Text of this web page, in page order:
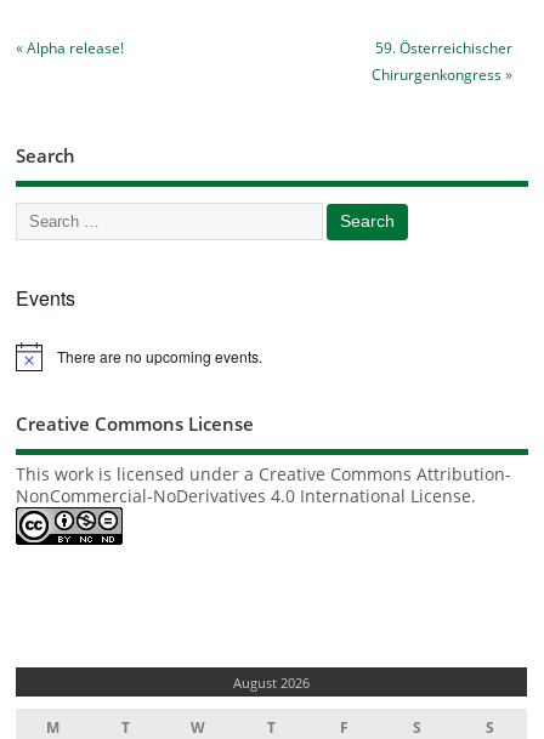
«Alpha release!
59. Österreichischer
Chirurgenkongress»
Search
Events
Notice There are no upcoming events.
Creative Commons License
This work is licensed under a Creative Commons Attribution-
NonCommercial-NoDerivatives 4.0 International License.
August 2026
M T W T F S
S